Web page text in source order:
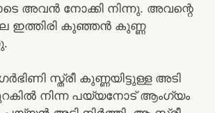
അവൻ നോക്കി നിന്നു. അവന്റെ
ഇത്തിരി കുഞ്ഞൻ കുണ്ണ
സ്ത്രീ കുണ്ണയിട്ടുള്ള അടി
നിന്ന പയ്യനോട് ആംഗ്യം